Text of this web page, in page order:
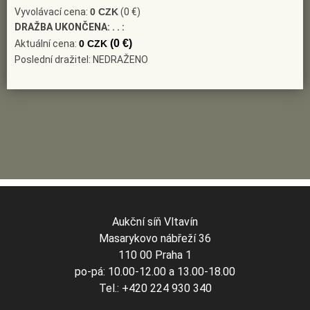
Vyvolávací cena: 0 CZK(0 €)
DRAŽBA UKONČENA: . . :
Aktuální cena: 0 CZK (0 €)
Poslední dražitel: NEDRAŽENO
Aukční síň Vltavín
Masarykovo nábřeží 36
110 00 Praha 1
po-pá: 10.00-12.00 a 13.00-18.00
Tel.: +420 224 930 340